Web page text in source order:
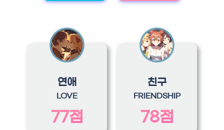
연애
LOVE
77점
친구
FRIENDSHIP
78점